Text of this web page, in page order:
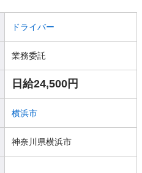
ドライバー
業務委託
日給24,500円
横浜市
神奈川県横浜市